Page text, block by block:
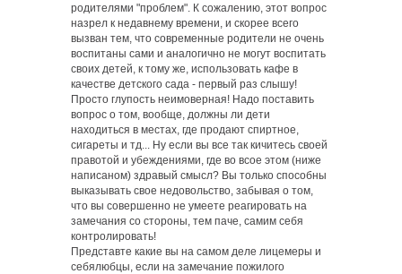
родителями "проблем". К сожалению, этот вопрос
назрел к недавнему времени, и скорее всего
вызван тем, что современные родители не очень
воспитаны сами и аналогично не могут воспитать
своих детей, к тому же, использовать кафе в
качестве детского сада - первый раз слышу!
Просто глупость неимоверная! Надо поставить
вопрос о том, вообще, должны ли дети
находиться в местах, где продают спиртное,
сигареты и тд... Ну если вы все так кичитесь своей
правотой и убеждениями, где во всое этом (ниже
написаном) здравый смысл? Вы только способны
выказывать свое недовольство, забывая о том,
что вы совершенно не умеете реагировать на
замечания со стороны, тем паче, самим себя
контролировать!
Представте какие вы на самом деле лицемеры и
себялюбцы, если на замечание пожилого